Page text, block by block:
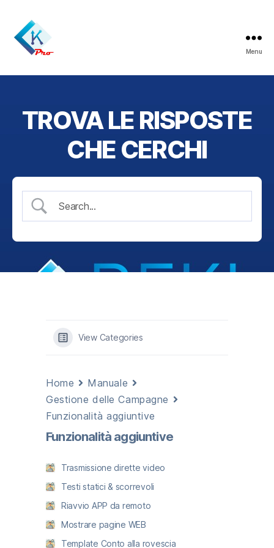
Menu
TROVA LE RISPOSTE
CHE CERCHI
View Categories
Home
Manuale
Gestione delle Campagne
Funzionalità aggiuntive
Funzionalità aggiuntive
Trasmissione dirette video
Testi statici & scorrevoli
Riavvio APP da remoto
Mostrare pagine WEB
Template Conto alla rovescia